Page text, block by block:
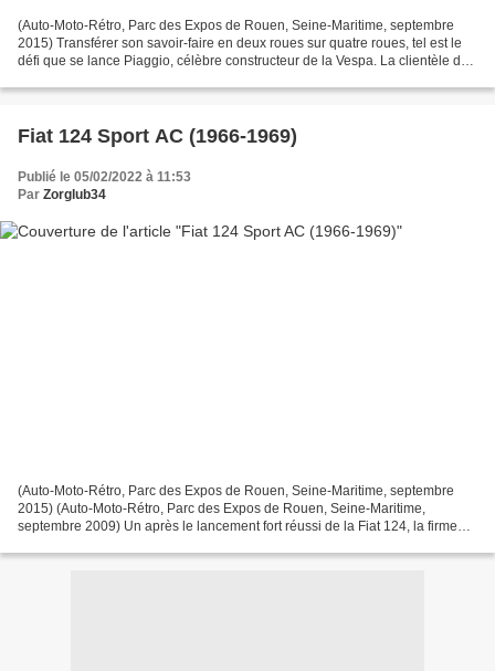
(Auto-Moto-Rétro, Parc des Expos de Rouen, Seine-Maritime, septembre
2015) Transférer son savoir-faire en deux roues sur quatre roues, tel est le
défi que se lance Piaggio, célèbre constructeur de la Vespa. La clientèle de
Fiat 124 Sport AC (1966-1969)
Publié le 05/02/2022 à 11:53
Par Zorglub34
(Auto-Moto-Rétro, Parc des Expos de Rouen, Seine-Maritime, septembre
2015) (Auto-Moto-Rétro, Parc des Expos de Rouen, Seine-Maritime,
septembre 2009) Un après le lancement fort réussi de la Fiat 124, la firme